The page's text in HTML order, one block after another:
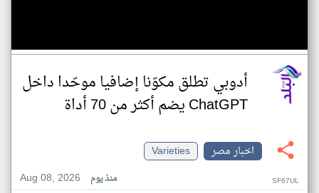
أدوبي تطلق مكوّنا إضافيا موحّدا داخل
ChatGPT يضم أكثر من 70 أداة
اخبار مصر
Varieties
Aug 08, 2026
منذ يوم SF67UL